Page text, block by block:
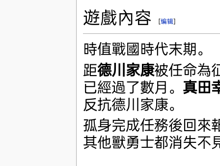
遊戲內容 [编辑]
時值戰國時代末期。
距德川家康被任命為
已經過了數月。 真田
反抗德川家康。
孤身完成任務後回來
其他獸勇士都消失不